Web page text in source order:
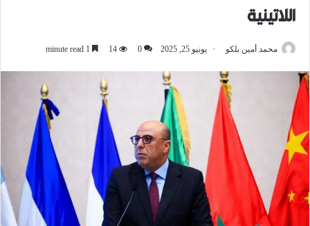
اللاتينية
محمد أمين بلكو يونيو 25, 2025 0
14